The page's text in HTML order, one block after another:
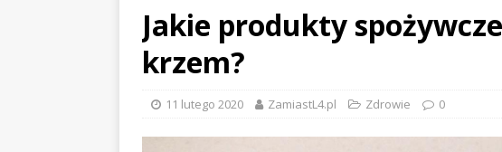
Jakie produkty
krzem?
11 lutego 2020 ZamiastL4.pl Zdrowie 0